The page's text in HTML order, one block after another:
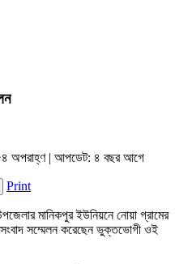
অপরাহ্ণ | আপডেট: ৪ বছর আগে
Print
মানিকপুর ইউনিয়নে নোয়া গ্রামের
সম্মেলন করেছেন ভুক্তভোগী ওই